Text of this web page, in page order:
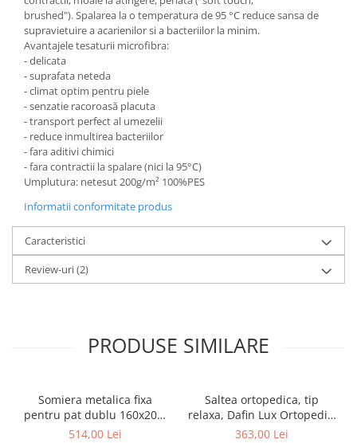
brushed"). Spalarea la o temperatura de 95 °C reduce sansa de
supravietuire a acarienilor si a bacteriilor la minim.
Avantajele tesaturii microfibra:
- delicata
- suprafata neteda
- climat optim pentru piele
- senzatie racoroasă placuta
- transport perfect al umezelii
- reduce inmultirea bacteriilor
- fara aditivi chimici
- fara contractii la spalare (nici la 95°C)
Umplutura: netesut 200g/m² 100%PES
Informatii conformitate produs
Caracteristici
Review-uri(2)
PRODUSE SIMILARE
Somiera metalica fixa
pentru pat dublu 160x200,
6 picioare, 32 lamele lemn
514,00 Lei
Saltea ortopedica, tip
relaxa, Dafin Lux Ortopedic,
90x200x21cm, fermitate
363,00 Lei